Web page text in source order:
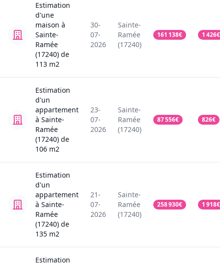
Estimation
d'une
maison à
Sainte-
Ramée
(17240) de
113 m2
30-
07-
2026
Sainte-
Ramée
(17240)
161 138€ 1 426€
Estimation
d'un
appartement
à Sainte-
Ramée
(17240) de
106 m2
23-
07-
2026
Sainte-
Ramée
(17240)
87 556€ 826€
Estimation
d'un
appartement
à Sainte-
Ramée
(17240) de
135 m2
21-
07-
2026
Sainte-
Ramée
(17240)
258 930€ 1 918€
Estimation